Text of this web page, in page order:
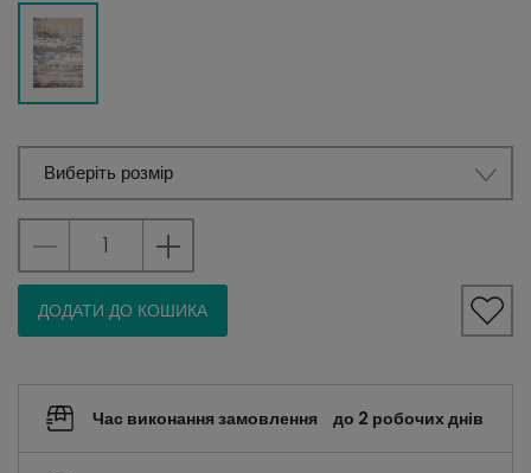
Виберіть розмір
ДОДАТИ ДО КОШИКА
Час виконання замовлення до 2 робочих днів